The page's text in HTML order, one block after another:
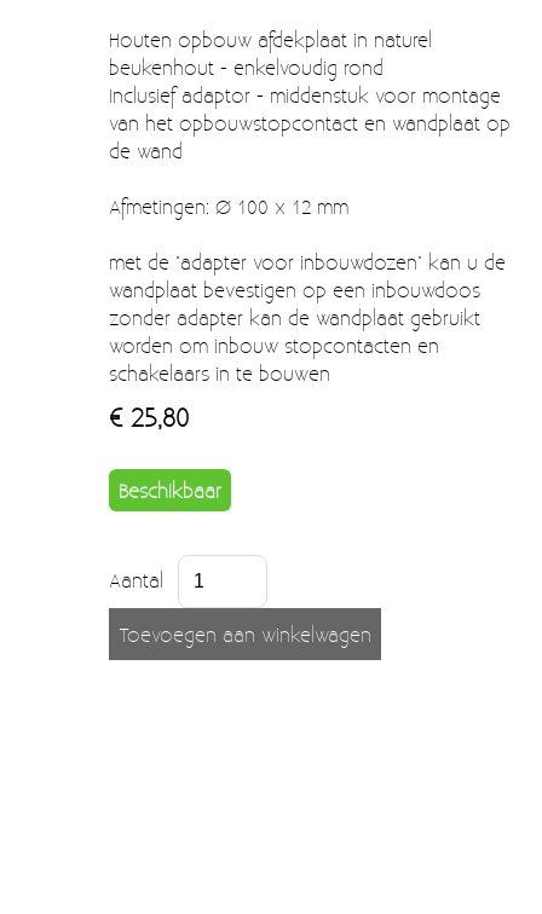
Badkamer
Keuken accessoires
Smeg 50s klein elektro
Afvalemmers
Moccamaster (De beste kop koffie sinds 1968)
Vintage
Houten opbouw afdekplaat in naturel
beukenhout - enkelvoudig rond
Inclusief adaptor - middenstuk voor montage
van het opbouwstopcontact en wandplaat op
de wand
Afmetingen: Ø 100 x 12 mm
met de "adapter voor inbouwdozen" kan u de
wandplaat bevestigen op een inbouwdoos
zonder adapter kan de wandplaat gebruikt
worden om inbouw stopcontacten en
schakelaars in te bouwen
€ 25,80
Beschikbaar
Aantal